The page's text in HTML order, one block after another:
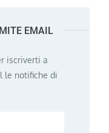
EMAIL
iscriverti a
le notifiche di